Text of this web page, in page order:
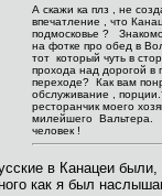
А скажи ка плз , не
впечатление , что
подмосковье ?
на фотке про обед в
тот который чуть в
прохода над дорогой в
переходе? Как вам
обслуживание ,
ресторанчик моего
милейшего
человек !
в Канацеи были,
как я был